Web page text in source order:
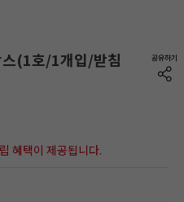
(1호/1개입/받침
혜택이 제공됩니다.